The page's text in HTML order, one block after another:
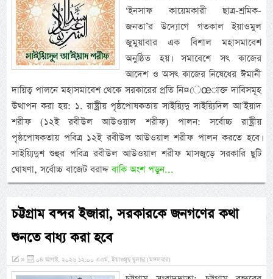
‘ইনসাফ কায়েমকারী ছাত্র-শ্রমিক-
জনতা’র উদ্যোগে গতকাল ইয়াওমুল
জুমুয়াবার এক বিশাল মহাসমাবেশ
অনুষ্ঠিত হয়। সমাবেশে সৎ কাজের
আদেশ ও অসৎ কাজের নিষেধের ঈমানী
দায়িত্ব পালনে মহাসমাবেশ থেকে সরকারের প্রতি নি¤েœাক্ত দাবিসমূহ
উত্থাপন করা হয়: ১. রাষ্ট্রীয় পৃষ্ঠপোষকতায় সাইয়্যিদু সাইয়্যিদিল আ’ইয়াদ
শরীফ (১২ই রবীউল আউওয়াল শরীফ) পালন: সর্বোচ্চ রাষ্ট্রীয়
পৃষ্ঠপোষকতায় পবিত্র ১২ই রবীউল আউওয়াল শরীফ পালন করতে হবে।
সাইয়্যিদুশ শুহুর পবিত্র রবীউল আউওয়াল শরীফ মাসজুড়ে সরকারি ছুটি
ঘোষণা, সর্বোচ্চ বাজেট বরাদ্দবাকি অংশ পড়ুন...
চট্টগ্রাম বন্দর ইজারা, সরকারকে জনগণের কথা
শুনতে বাধ্য করা হবে
» ০৪ আগস্ট, ২০২৬ ১২:০০ এএম, ইয়াওমুছ ছুলাছা (মঙ্গলবার)